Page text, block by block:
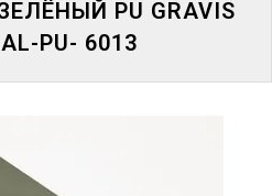
PU GRAVIS
PU- 6013